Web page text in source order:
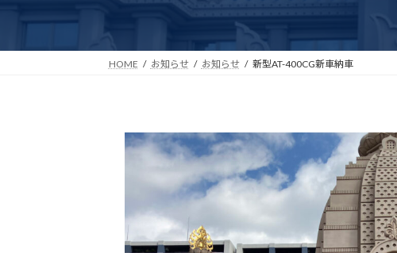
HOME お知らせ お知らせ 新型AT-400CG新車納車